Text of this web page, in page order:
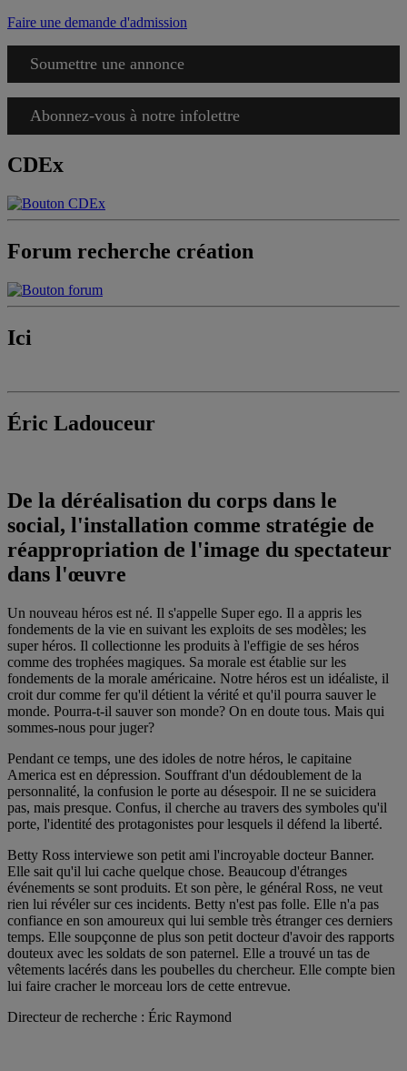
Faire une demande d'admission
Soumettre une annonce
Abonnez-vous à notre infolettre
CDEx
Forum recherche création
Ici
Éric Ladouceur
De la déréalisation du corps dans le
social, l'installation comme stratégie de
réappropriation de l'image du spectateur
dans l'œuvre
Un nouveau héros est né. Il s'appelle Super ego. Il a appris les
fondements de la vie en suivant les exploits de ses modèles; les
super héros. Il collectionne les produits à l'effigie de ses héros
comme des trophées magiques. Sa morale est établie sur les
fondements de la morale américaine. Notre héros est un idéaliste, il
croit dur comme fer qu'il détient la vérité et qu'il pourra sauver le
monde. Pourra-t-il sauver son monde? On en doute tous. Mais qui
sommes-nous pour juger?
Pendant ce temps, une des idoles de notre héros, le capitaine
America est en dépression. Souffrant d'un dédoublement de la
personnalité, la confusion le porte au désespoir. Il ne se suicidera
pas, mais presque. Confus, il cherche au travers des symboles qu'il
porte, l'identité des protagonistes pour lesquels il défend la liberté.
Betty Ross interviewe son petit ami l'incroyable docteur Banner.
Elle sait qu'il lui cache quelque chose. Beaucoup d'étranges
événements se sont produits. Et son père, le général Ross, ne veut
rien lui révéler sur ces incidents. Betty n'est pas folle. Elle n'a pas
confiance en son amoureux qui lui semble très étranger ces derniers
temps. Elle soupçonne de plus son petit docteur d'avoir des rapports
douteux avec les soldats de son paternel. Elle a trouvé un tas de
vêtements lacérés dans les poubelles du chercheur. Elle compte bien
lui faire cracher le morceau lors de cette entrevue.
Directeur de recherche : Éric Raymond